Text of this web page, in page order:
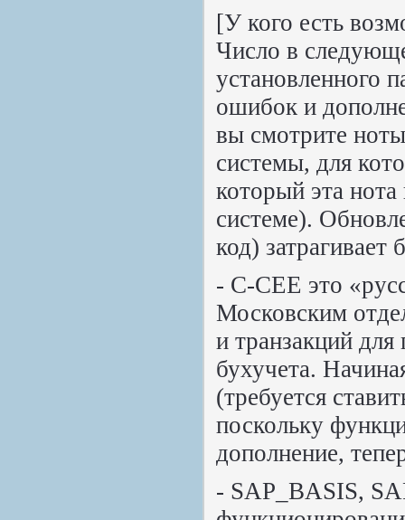
[У кого есть
Число в
установленного
ошибок и
вы смотрите
системы, для
который эта
системе).
код)
- C-CEE это
Московским
и транзакций
бухучета.
(требуется
поскольку
дополнение,
- SAP_BASIS,